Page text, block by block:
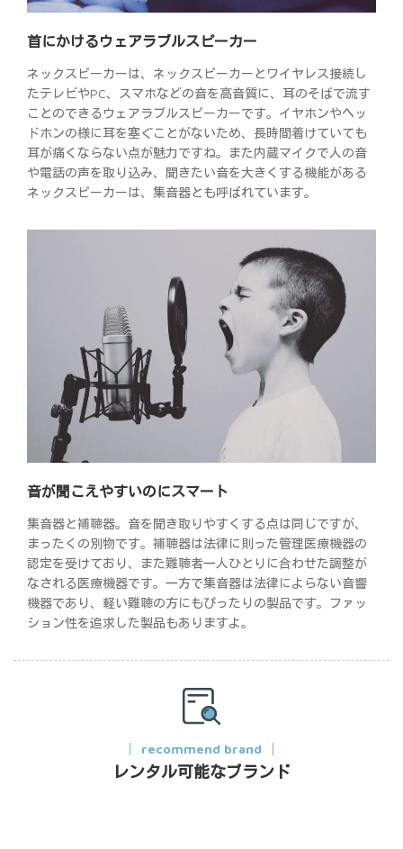
首にかけるウェアラブルスピーカー
ネックスピーカーは、ネックスピーカーとワイヤレス接続し
たテレビやPC、スマホなどの音を高音質に、耳のそばで流す
ことのできるウェアラブルスピーカーです。イヤホンやヘッ
ドホンの様に耳を塞ぐことがないため、長時間着けていても
耳が痛くならない点が魅力ですね。また内蔵マイクで人の音
や電話の声を取り込み、聞きたい音を大きくする機能がある
ネックスピーカーは、集音器とも呼ばれています。
音が聞こえやすいのにスマート
集音器と補聴器。音を聞き取りやすくする点は同じですが、
まったくの別物です。補聴器は法律に則った管理医療機器の
認定を受けており、また難聴者一人ひとりに合わせた調整が
なされる医療機器です。一方で集音器は法律によらない音響
機器であり、軽い難聴の方にもぴったりの製品です。ファッ
ション性を追求した製品もありますよ。
recommend brand
レンタル可能なブランド